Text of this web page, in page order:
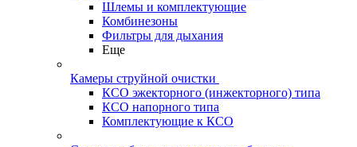
Шлемы и комплектующие
Комбинезоны
Фильтры для дыхания
Еще
Камеры струйной очистки
КСО эжекторного (инжекторного) типа
КСО напорного типа
Комплектующие к КСО